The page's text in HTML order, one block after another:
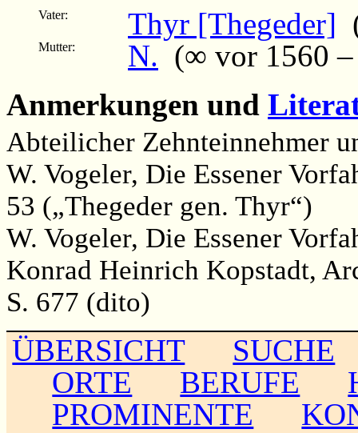
Vater: Thyr [Thegeder]
Mutter: N. (∞ vor 1560
Anmerkungen und
Abteilicher Zehnteinnehmer
W. Vogeler, Die Essener
53 („Thegeder gen. Thyr“)
W. Vogeler, Die Essener
Konrad Heinrich Kopstadt,
S. 677 (dito)
ÜBERSICHT
SUCHE
ORTE
BERUFE
PROMINENTE